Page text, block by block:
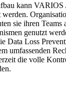
kann
sie ihren Teams
genutzt
Data Loss
umfassenden
die volle